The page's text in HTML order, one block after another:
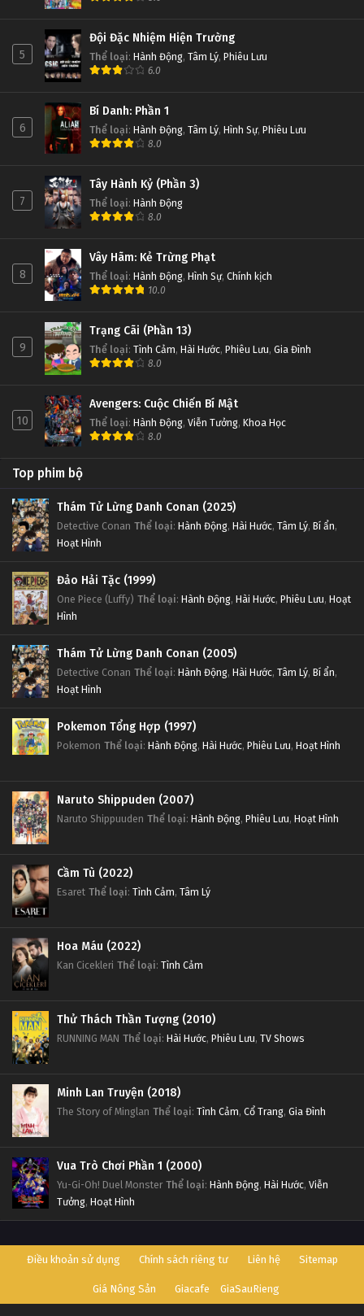
5
Đội Đặc Nhiệm Hiện Trường
Thể loại: Hành Động, Tâm Lý, Phiêu Lưu
6.0
6
Bí Danh: Phần 1
Thể loại: Hành Động, Tâm Lý, Hình Sự, Phiêu Lưu
8.0
7
Tây Hành Kỷ (Phần 3)
Thể loại: Hành Động
8.0
8
Vây Hãm: Kẻ Trừng Phạt
Thể loại: Hành Động, Hình Sự, Chính kịch
10.0
9
Trạng Cãi (Phần 13)
Thể loại: Tình Cảm, Hài Hước, Phiêu Lưu, Gia Đình
8.0
10
Avengers: Cuộc Chiến Bí Mật
Thể loại: Hành Động, Viễn Tưởng, Khoa Học
8.0
Top phim bộ
Thám Tử Lừng Danh Conan (2025)
Detective Conan Thể loại: Hành Động, Hài Hước, Tâm Lý, Bí ẩn,
Hoạt Hình
Đảo Hải Tặc (1999)
One Piece (Luffy) Thể loại: Hành Động, Hài Hước, Phiêu Lưu, Hoạt
Hình
Thám Tử Lừng Danh Conan (2005)
Detective Conan Thể loại: Hành Động, Hài Hước, Tâm Lý, Bí ẩn,
Hoạt Hình
Pokemon Tổng Hợp (1997)
Pokemon Thể loại: Hành Động, Hài Hước, Phiêu Lưu, Hoạt Hình
Naruto Shippuden (2007)
Naruto Shippuuden Thể loại: Hành Động, Phiêu Lưu, Hoạt Hình
Cầm Tù (2022)
Esaret Thể loại: Tình Cảm, Tâm Lý
Hoa Máu (2022)
Kan Cicekleri Thể loại: Tình Cảm
Thử Thách Thần Tượng (2010)
RUNNING MAN Thể loại: Hài Hước, Phiêu Lưu, TV Shows
Minh Lan Truyện (2018)
The Story of Minglan Thể loại: Tình Cảm, Cổ Trang, Gia Đình
Vua Trò Chơi Phần 1 (2000)
Yu-Gi-Oh! Duel Monster Thể loại: Hành Động, Hài Hước, Viễn
Tưởng, Hoạt Hình
Điều khoản sử dụng Chính sách riêng tư Liên hệ Sitemap
Giá Nông Sản Giacafe GiaSauRieng